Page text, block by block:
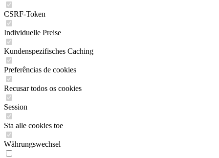
CSRF-Token
Individuelle Preise
Kundenspezifisches Caching
Preferências de cookies
Recusar todos os cookies
Session
Sta alle cookies toe
Währungswechsel